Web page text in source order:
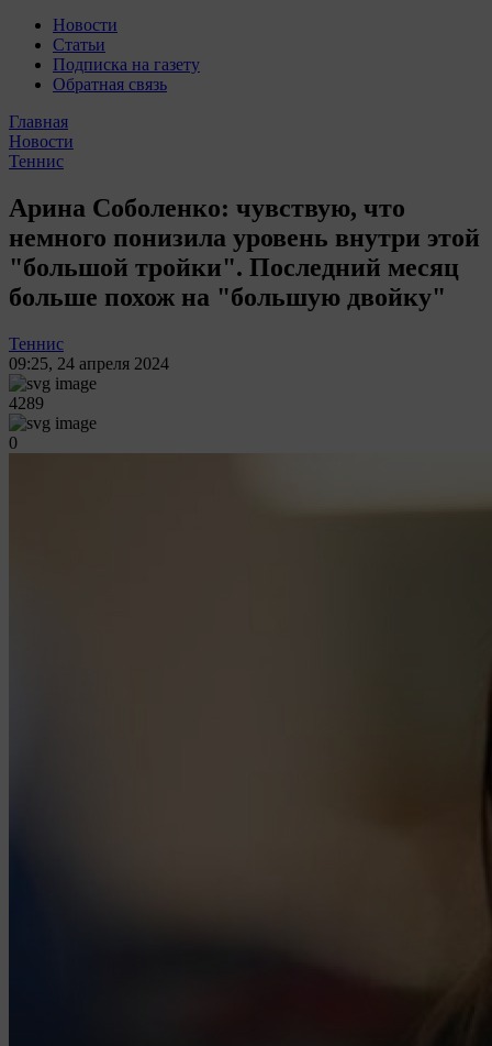
Новости
Статьи
Подписка на газету
Обратная связь
Главная
Новости
Теннис
Арина Соболенко: чувствую, что
немного понизила уровень внутри этой
"большой тройки". Последний месяц
больше похож на "большую двойку"
Теннис
09:25, 24 апреля 2024
4289
0